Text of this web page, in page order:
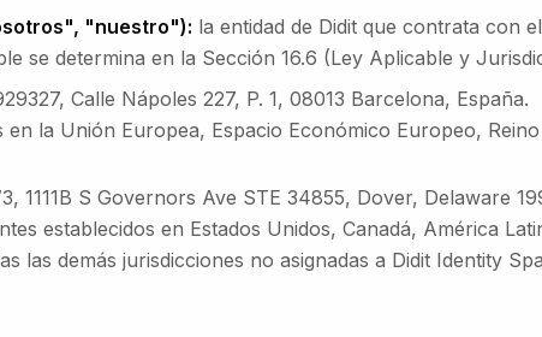
"nuestro"): la entidad de Didit que contrata con el
se determina en la Sección 16.6 (Ley Aplicable y
Calle Nápoles 227, P. 1, 08013 Barcelona, España.
en la Unión Europea, Espacio Económico Europeo,
1111B S Governors Ave STE 34855, Dover, Delaware
establecidos en Estados Unidos, Canadá, América
las demás jurisdicciones no asignadas a Didit Identity